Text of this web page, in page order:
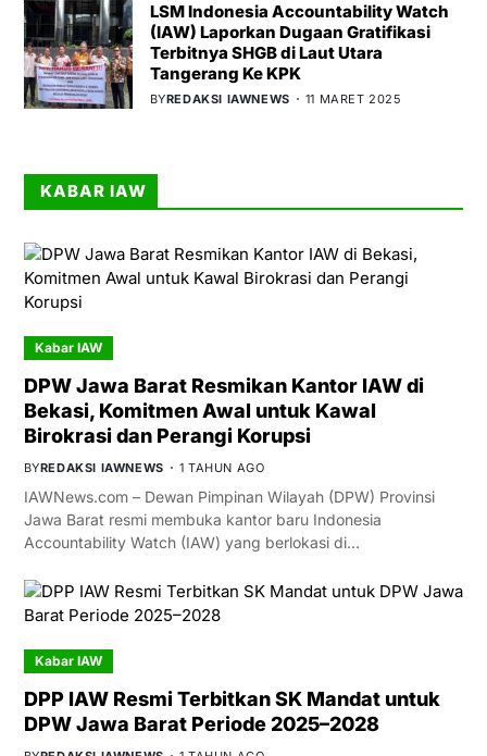
LSM Indonesia Accountability Watch
(IAW) Laporkan Dugaan Gratifikasi
Terbitnya SHGB di Laut Utara
Tangerang Ke KPK
BYREDAKSI IAWNEWS 11 MARET 2025
KABAR IAW
Kabar IAW
DPW Jawa Barat Resmikan Kantor IAW di
Bekasi, Komitmen Awal untuk Kawal
Birokrasi dan Perangi Korupsi
BYREDAKSI IAWNEWS 1 TAHUN AGO
IAWNews.com – Dewan Pimpinan Wilayah (DPW) Provinsi
Jawa Barat resmi membuka kantor baru Indonesia
Accountability Watch (IAW) yang berlokasi di…
Kabar IAW
DPP IAW Resmi Terbitkan SK Mandat untuk
DPW Jawa Barat Periode 2025–2028